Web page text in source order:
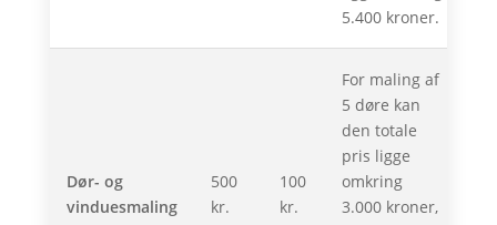
5.400 kroner.
Dør- og
vinduesmaling
500
kr.
100
kr.
For maling af
5 døre kan
den totale
pris ligge
omkring
3.000 kroner,